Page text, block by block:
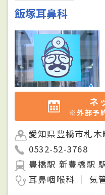
飯塚耳鼻科
ネ
※外部予
愛知県豊橋市札木
0532-52-3768
豊橋駅 新豊橋駅
耳鼻咽喉科
気